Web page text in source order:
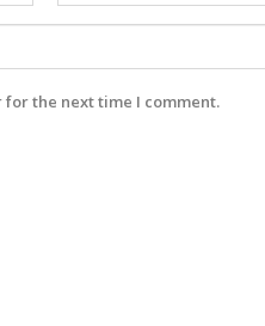
for the next time I comment.